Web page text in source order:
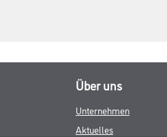
Über uns
Unternehmen
Aktuelles